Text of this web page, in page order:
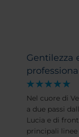
Gentilezza
Nel cuore di
a due passi
Lucia e di
principali